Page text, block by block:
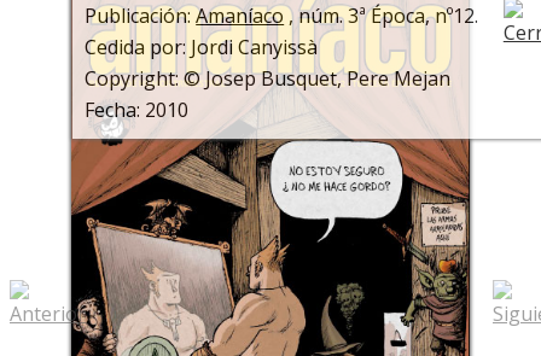
Publicación:Amaníaco, núm. 3ª Época, nº12.
Cedida por: Jordi Canyissà
Copyright: © Josep Busquet, Pere Mejan
Fecha: 2010